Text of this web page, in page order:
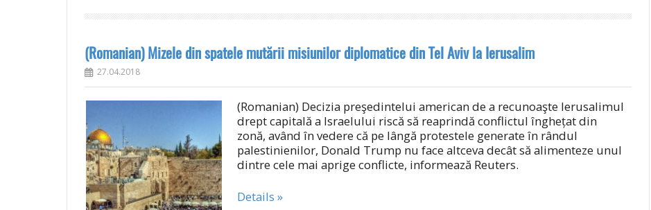
(Romanian) Mizele din spatele mutării misiunilor diplomatice din Tel Aviv la Ierusalim
27.04.2018
(Romanian) Decizia preşedintelui american de a recunoaşte Ierusalimul
drept capitală a Israelului riscă să reaprindă conflictul înghețat din
zonă, având în vedere că pe lângă protestele generate în rândul
palestinienilor, Donald Trump nu face altceva decât să alimenteze unul
dintre cele mai aprige conflicte, informează Reuters.
Details »